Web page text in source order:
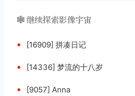
🕸️ 继续探索影像宇宙
• [16909] 拼凑日记
• [14336] 梦流的十八岁
• [9057] Anna